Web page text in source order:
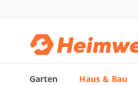
Garten Haus & Bau